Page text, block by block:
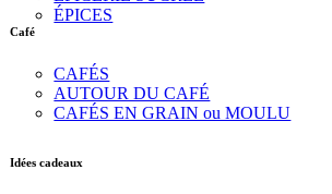
ÉPICES
Café
CAFÉS
AUTOUR DU CAFÉ
CAFÉS EN GRAIN ou MOULU
Idées cadeaux